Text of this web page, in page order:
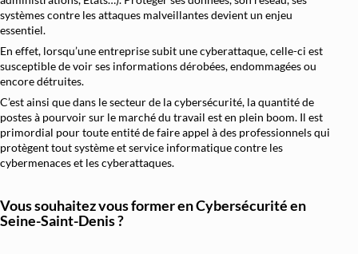
Architecture et Sécurité Cloud
Migration et Gestion Infrastructure Cloud
Conteneurisation Docker et Kubernetes
Intégration Continue et Déploiement Continu
Infrastructure as Code avec Terraform et
Automatisation Réseau avec Python
Supervision et Observabilité Réseau
systèmes contre les attaques malveillantes devient un enjeu
essentiel.
En effet, lorsqu’une entreprise subit une cyberattaque, celle-ci est
susceptible de voir ses informations dérobées, endommagées ou
encore détruites.
C’est ainsi que dans le secteur de la cybersécurité, la quantité de
postes à pourvoir sur le marché du travail est en plein boom. Il est
primordial pour toute entité de faire appel à des professionnels qui
protègent tout système et service informatique contre les
cybermenaces et les cyberattaques.
Vous souhaitez vous former enCybersécurité en
Seine-Saint-Denis ?